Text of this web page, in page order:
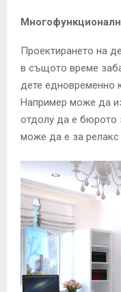
Проектирането на
в същото време
дете едновременно
Например може да
отдолу да е бюрото
може да е за релакс